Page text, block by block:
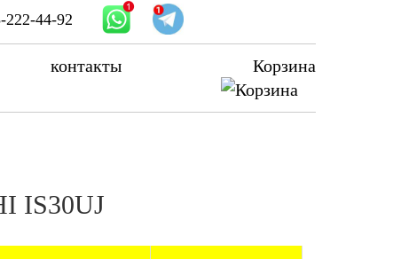
222-44-92
контакты Корзина
IS30UJ